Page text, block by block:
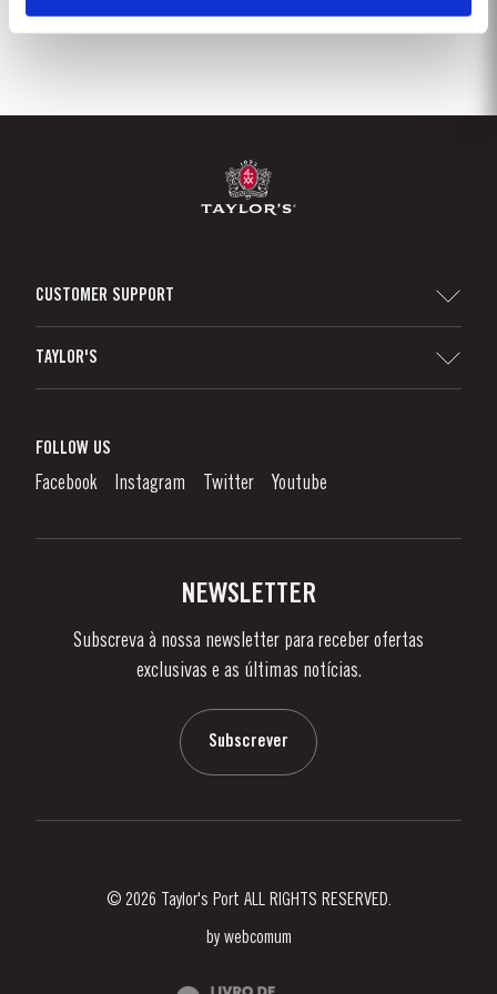
CUSTOMER SUPPORT
Canal de Denúncias
Links
TAYLOR'S
O que é o Vinho do Porto?
Como Apreciar
Notícias e Eventos
FOLLOW US
Facebook Instagram Twitter Youtube
NEWSLETTER
Subscreva à nossa newsletter para receber ofertas
exclusivas e as últimas notícias.
Subscrever
© 2026 Taylor's Port ALL RIGHTS RESERVED.
by webcomum